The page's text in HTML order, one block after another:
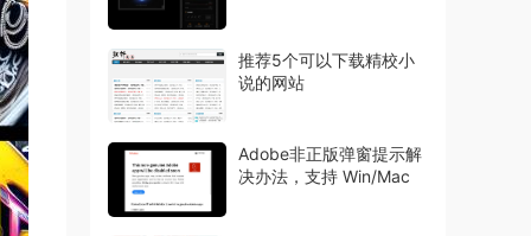
推荐5个可以下载精校小
说的网站
Adobe非正版弹窗提示解
决办法，支持 Win/Mac